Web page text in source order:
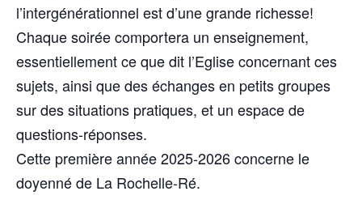
l’intergénérationnel est d’une grande richesse!
Chaque soirée comportera un enseignement,
essentiellement ce que dit l’Eglise concernant ces
sujets, ainsi que des échanges en petits groupes
sur des situations pratiques, et un espace de
questions-réponses.
Cette première année 2025-2026 concerne le
doyenné de La Rochelle-Ré.